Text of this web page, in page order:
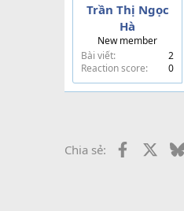
Trần Thị Ngọc
Hà
New member
Bài viết
2
Reaction score
0
Chia sẻ: Facebook